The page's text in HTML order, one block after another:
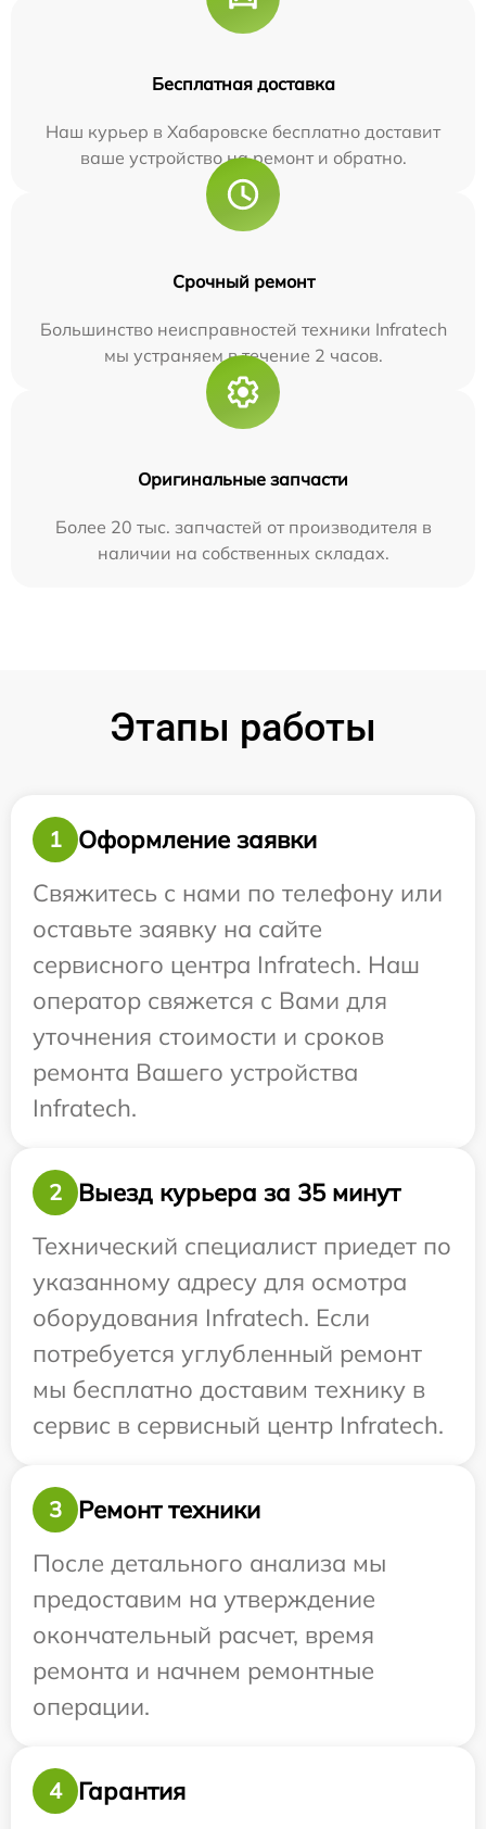
Бесплатная доставка
Наш курьер в Хабаровске бесплатно доставит
ваше устройство на ремонт и обратно.
Срочный ремонт
Большинство неисправностей техники Infratech
мы устраняем в течение 2 часов.
Оригинальные запчасти
Более 20 тыс. запчастей от производителя в
наличии на собственных складах.
Этапы работы
1
Оформление заявки
Свяжитесь с нами по телефону или
оставьте заявку на сайте
сервисного центра Infratech. Наш
оператор свяжется с Вами для
уточнения стоимости и сроков
ремонта Вашего устройства
Infratech.
2
Выезд курьера за 35 минут
Технический специалист приедет по
указанному адресу для осмотра
оборудования Infratech. Если
потребуется углубленный ремонт
мы бесплатно доставим технику в
сервис в сервисный центр Infratech.
3
Ремонт техники
После детального анализа мы
предоставим на утверждение
окончательный расчет, время
ремонта и начнем ремонтные
операции.
4 Гарантия